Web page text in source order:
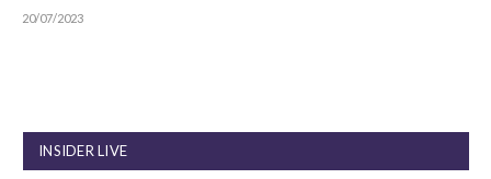
20/07/2023
INSIDER LIVE